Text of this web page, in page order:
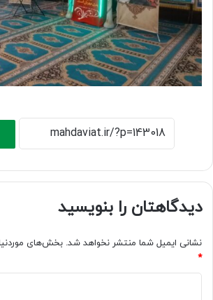
دیدگاهتان را بنویسید
نشانی ایمیل شما منتشر نخواهد شد. بخش‌های
*